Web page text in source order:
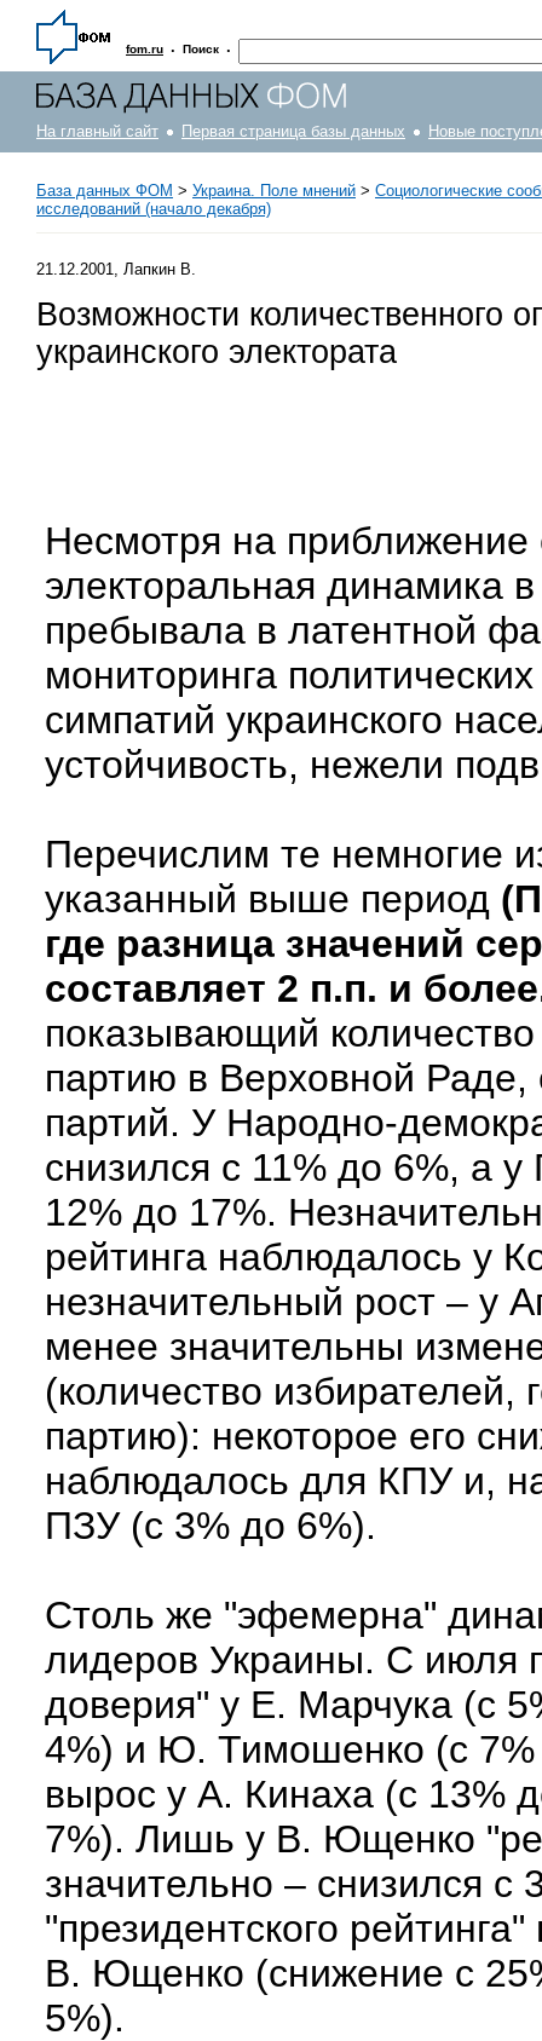
fom.ru · Поиск ·
На главный сайт Первая страница базы данных Новые
База данных ФОМ > Украина. Поле мнений > Социологические
исследований (начало декабря)
21.12.2001, Лапкин В.
Возможности количественного
украинского электората
Несмотря на
электоральная динамика
пребывала в латентной
мониторинга
симпатий украинского
устойчивость, нежели
Перечислим те немногие
указанный выше период
где разница значений
составляет 2 п.п. и
показывающий
партию в Верховной
партий. У Народно-
снизился с 11% до 6%, а
12% до 17%.
рейтинга наблюдалось у
незначительный рост – у
менее значительны
(количество избирателей,
партию): некоторое его
наблюдалось для КПУ и,
ПЗУ (с 3% до 6%).
Столь же "эфемерна"
лидеров Украины. С июля
доверия" у Е. Марчука (с
4%) и Ю. Тимошенко (с 7%
вырос у А. Кинаха (с 13%
7%). Лишь у В. Ющенко
значительно – снизился
"президентского
В. Ющенко (снижение с
5%).